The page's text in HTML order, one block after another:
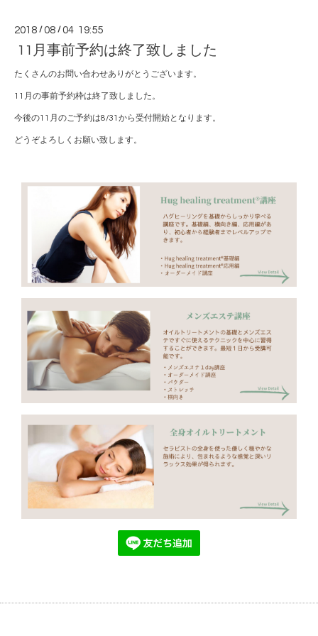
2018 /08 /04 19:55
11月事前予約は終了致しました
たくさんのお問い合わせありがとうございます。
11月の事前予約枠は終了致しました。
今後の11月のご予約は8/31から受付開始となります。
どうぞよろしくお願い致します。